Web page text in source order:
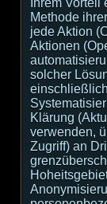
Ihrem
Methode
jede Aktion
Aktionen
solcher
Klärung
verwenden,
Zugriff) an